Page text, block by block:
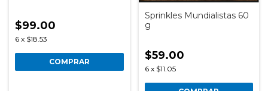
$99.00
6 x $18.53
COMPRAR
Sprinkles Mundialistas 60
g
$59.00
6 x $11.05